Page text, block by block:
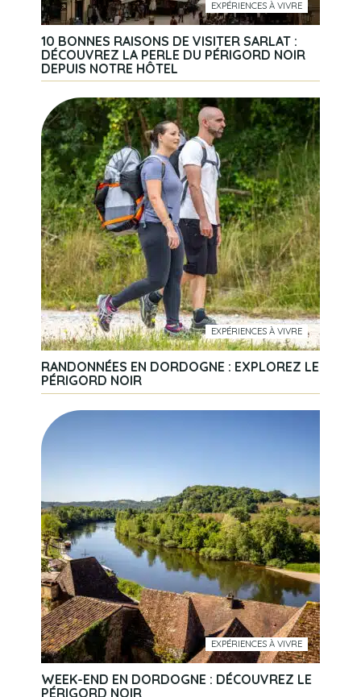
EXPÉRIENCES À VIVRE
10 BONNES RAISONS DE VISITER SARLAT :
DÉCOUVREZ LA PERLE DU PÉRIGORD NOIR
DEPUIS NOTRE HÔTEL
EXPÉRIENCES À VIVRE
RANDONNÉES EN DORDOGNE : EXPLOREZ LE
PÉRIGORD NOIR
EXPÉRIENCES À VIVRE
WEEK-END EN DORDOGNE : DÉCOUVREZ LE
PÉRIGORD NOIR